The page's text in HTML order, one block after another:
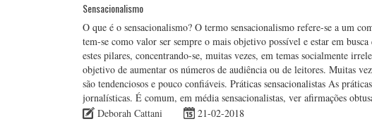
Sensacionalismo
O que é o sensacionalismo? O termo sensacionalismo refere-se a um
tem-se como valor ser sempre o mais objetivo possível e estar em
estes pilares, concentrando-se, muitas vezes, em temas socialmente
objetivo de aumentar os números de audiência ou de leitores. Muitas
são tendenciosos e pouco confiáveis. Práticas sensacionalistas As
jornalísticas. É comum, em média sensacionalistas, ver afirmações
Deborah Cattani
21-02-2018